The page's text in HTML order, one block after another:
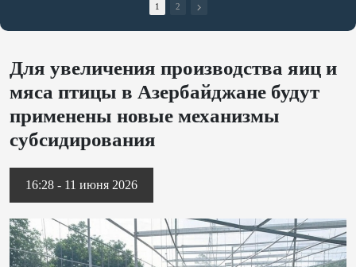
1 2
Для увеличения производства яиц и
мяса птицы в Азербайджане будут
применены новые механизмы
субсидирования
16:28 - 11 июня 2026